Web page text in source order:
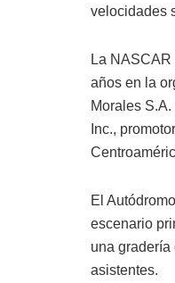
velocidades
La
años en la
Morales
Inc.,
El
escenario
una gradería
asistentes.